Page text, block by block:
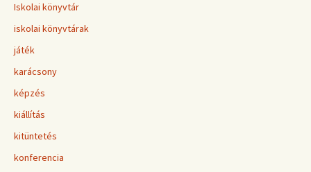
Iskolai könyvtár
iskolai könyvtárak
játék
karácsony
képzés
kiállítás
kitüntetés
konferencia